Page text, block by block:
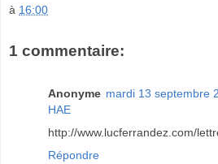
à 16:00
1 commentaire:
Anonyme mardi 13 septembre
HAE
http://www.lucferrandez.com/
Répondre